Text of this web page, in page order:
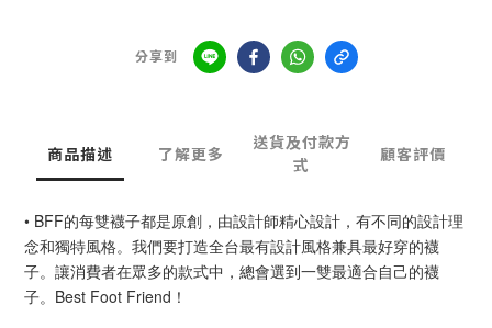
分享到
商品描述 了解更多
送貨及付款方
式
顧客評價
• BFF的每雙襪子都是原創，由設計師精心設計，有不同的設計理
念和獨特風格。我們要打造全台最有設計風格兼具最好穿的襪
子。讓消費者在眾多的款式中，總會選到一雙最適合自己的襪
子。Best Foot Friend！